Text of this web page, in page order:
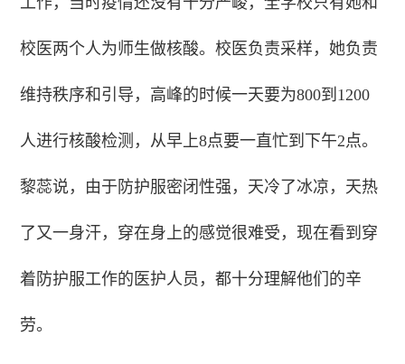
校医两个人为师生做核酸。校医负责采样，她负责
维持秩序和引导，高峰的时候一天要为800到1200
人进行核酸检测，从早上8点要一直忙到下午2点。
黎蕊说，由于防护服密闭性强，天冷了冰凉，天热
了又一身汗，穿在身上的感觉很难受，现在看到穿
着防护服工作的医护人员，都十分理解他们的辛
劳。